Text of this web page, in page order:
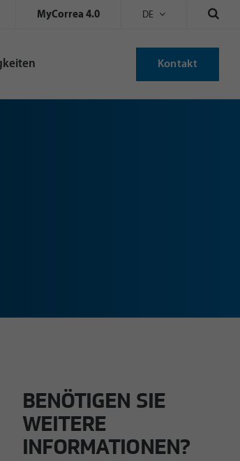
MyCorrea 4.0 DE
Kontakt
BENÖTIGEN SIE
WEITERE
INFORMATIONEN?